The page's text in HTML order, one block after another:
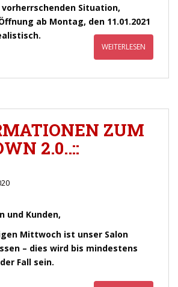
Situation,
ab Montag, den 11.01.2021
WEITERLESEN
ZUM
2.0..::
und Kunden,
Mittwoch ist unser Salon
– dies wird bis mindestens
Fall sein.